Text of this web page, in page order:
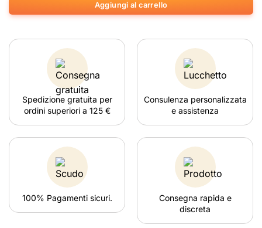
Aggiungi al carrello
Spedizione gratuita per
ordini superiori a 125 €
Consulenza personalizzata
e assistenza
100% Pagamenti sicuri.
Consegna rapida e
discreta